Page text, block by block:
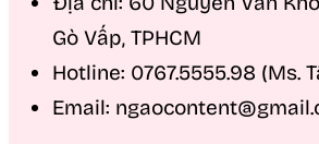
Gò Vấp, TPHCM
Hotline: 0767.5555.98 (Ms.
Email: